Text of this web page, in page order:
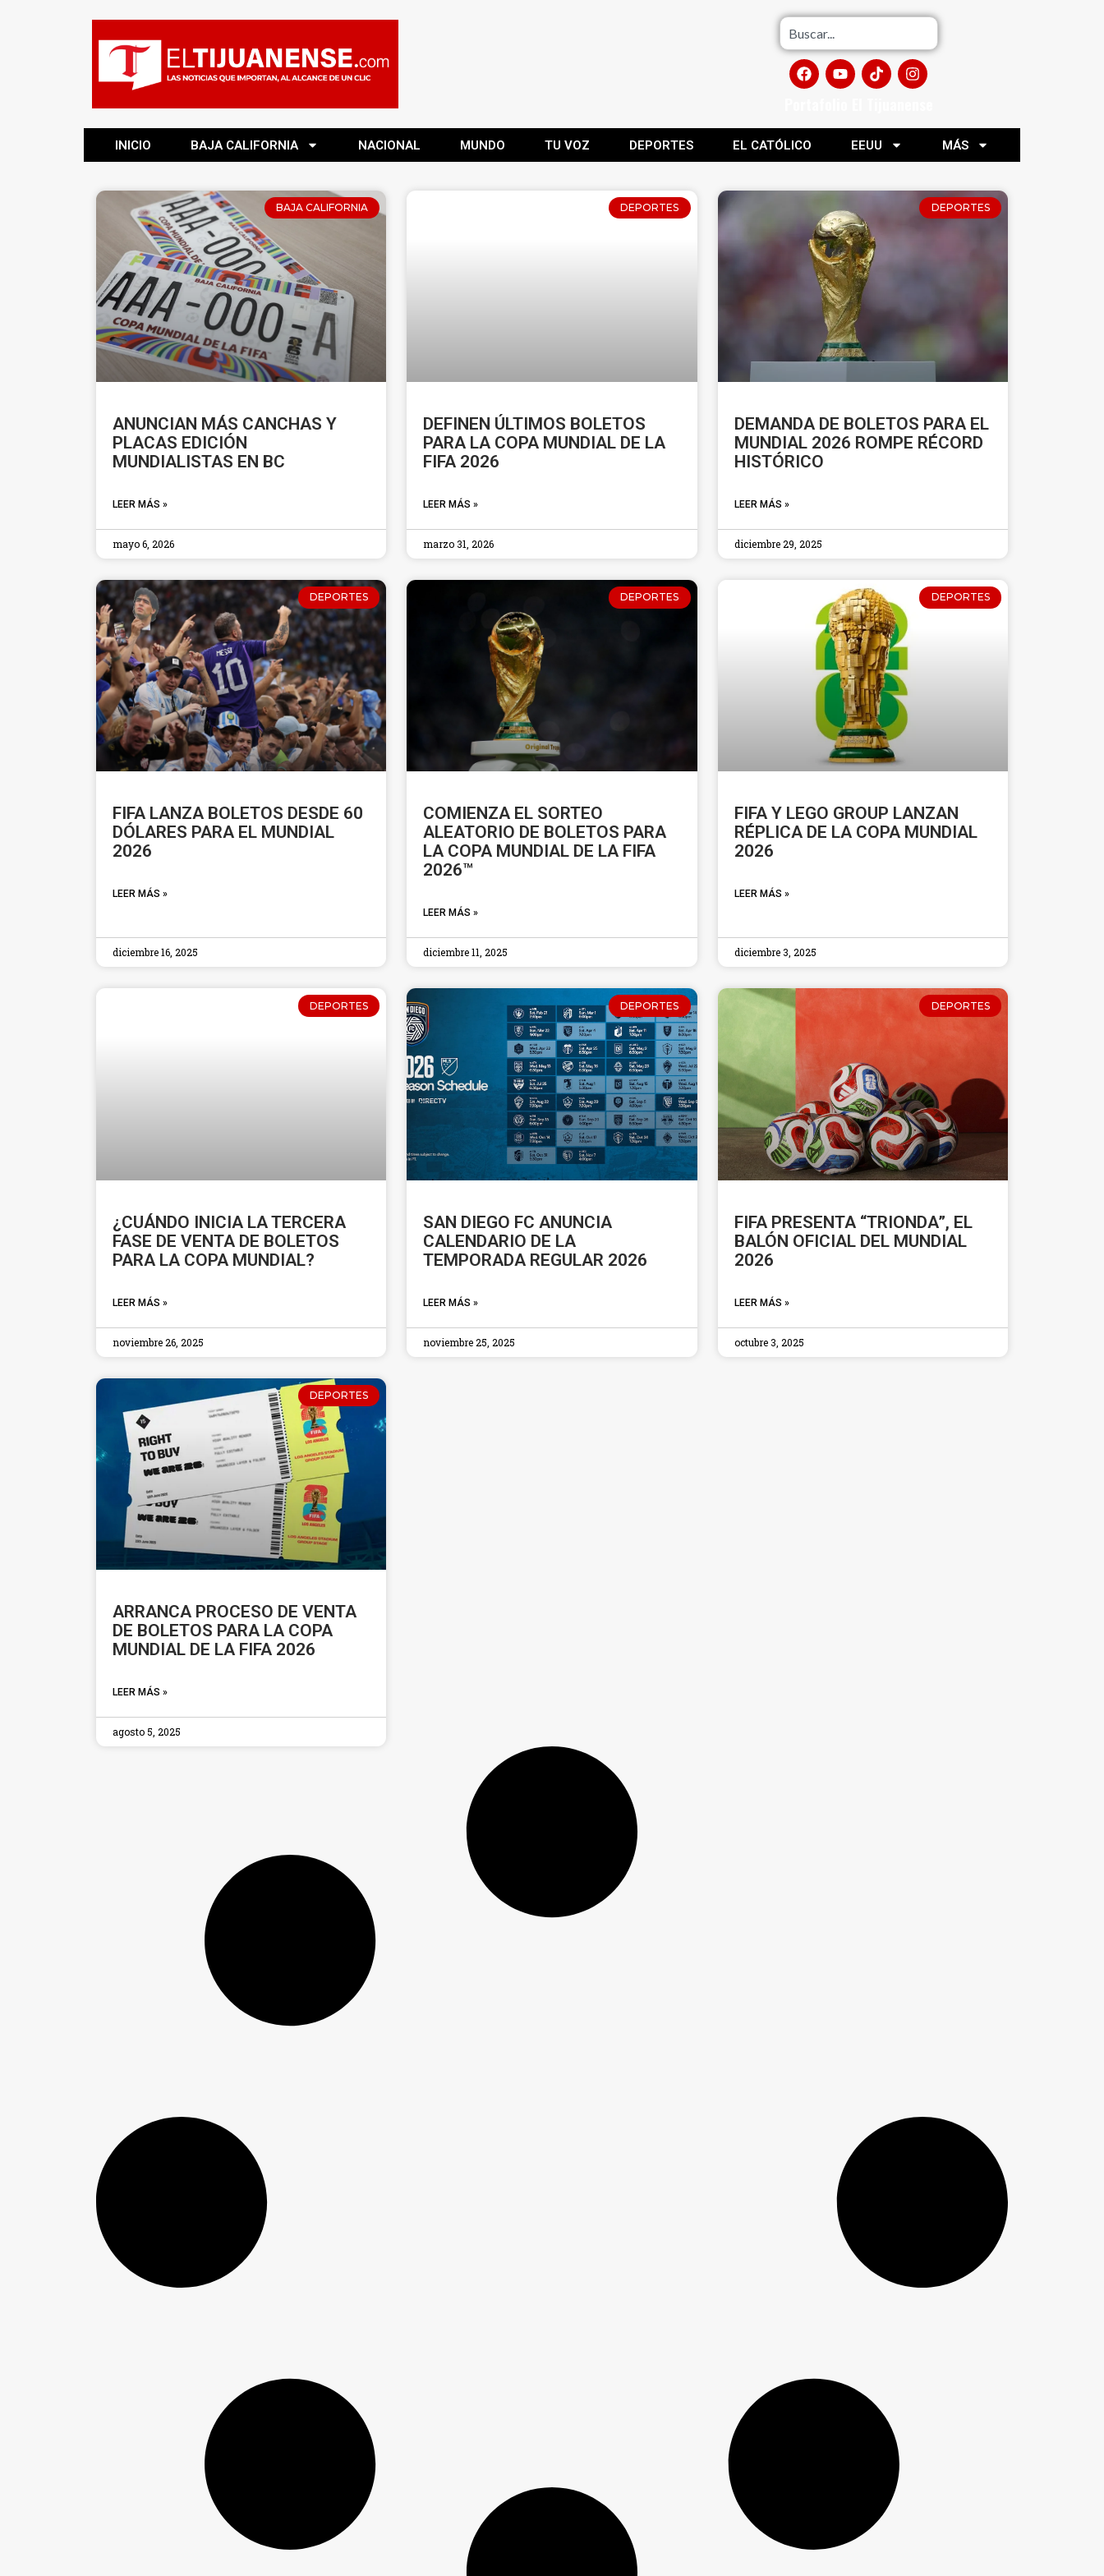
INICIO BAJA CALIFORNIA NACIONAL MUNDO TU VOZ DEPORTES EL CATÓLICO EEUU MÁS
BAJA CALIFORNIA
ANUNCIAN MÁS CANCHAS Y
PLACAS EDICIÓN
MUNDIALISTAS EN BC
LEER MÁS »
mayo 6, 2026
DEPORTES
DEFINEN ÚLTIMOS BOLETOS
PARA LA COPA MUNDIAL DE LA
FIFA 2026
LEER MÁS »
marzo 31, 2026
DEPORTES
DEMANDA DE BOLETOS PARA EL
MUNDIAL 2026 ROMPE RÉCORD
HISTÓRICO
LEER MÁS »
diciembre 29, 2025
DEPORTES
FIFA LANZA BOLETOS DESDE 60
DÓLARES PARA EL MUNDIAL
2026
LEER MÁS »
diciembre 16, 2025
DEPORTES
COMIENZA EL SORTEO
ALEATORIO DE BOLETOS PARA
LA COPA MUNDIAL DE LA FIFA
2026™
LEER MÁS »
diciembre 11, 2025
DEPORTES
FIFA Y LEGO GROUP LANZAN
RÉPLICA DE LA COPA MUNDIAL
2026
LEER MÁS »
diciembre 3, 2025
DEPORTES
¿CUÁNDO INICIA LA TERCERA
FASE DE VENTA DE BOLETOS
PARA LA COPA MUNDIAL?
LEER MÁS »
noviembre 26, 2025
DEPORTES
SAN DIEGO FC ANUNCIA
CALENDARIO DE LA
TEMPORADA REGULAR 2026
LEER MÁS »
noviembre 25, 2025
DEPORTES
FIFA PRESENTA “TRIONDA”, EL
BALÓN OFICIAL DEL MUNDIAL
2026
LEER MÁS »
octubre 3, 2025
DEPORTES
ARRANCA PROCESO DE VENTA
DE BOLETOS PARA LA COPA
MUNDIAL DE LA FIFA 2026
LEER MÁS »
agosto 5, 2025